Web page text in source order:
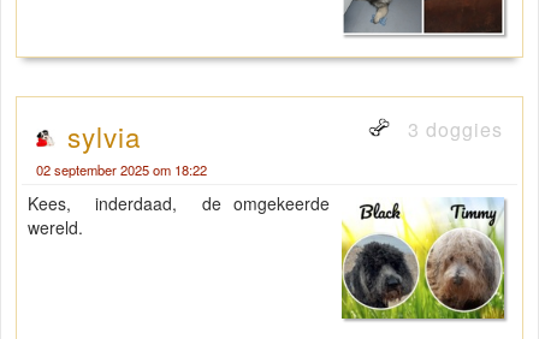
sylvia 3 doggies
02 september 2025 om 18:22
Kees, inderdaad, de omgekeerde
wereld.